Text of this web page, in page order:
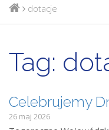
dotacje
Tag:
Celebrujemy
26 maj 2026